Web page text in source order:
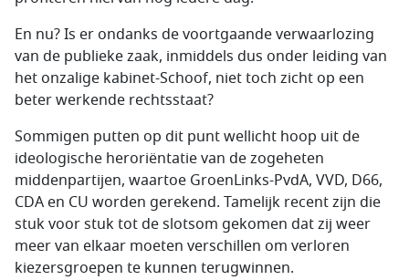
En nu? Is er ondanks de voortgaande verwaarlozing
van de publieke zaak, inmiddels dus onder leiding van
het onzalige kabinet-Schoof, niet toch zicht op een
beter werkende rechtsstaat?
Sommigen putten op dit punt wellicht hoop uit de
ideologische heroriëntatie van de zogeheten
middenpartijen, waartoe GroenLinks-PvdA, VVD, D66,
CDA en CU worden gerekend. Tamelijk recent zijn die
stuk voor stuk tot de slotsom gekomen dat zij weer
meer van elkaar moeten verschillen om verloren
kiezersgroepen te kunnen terugwinnen.